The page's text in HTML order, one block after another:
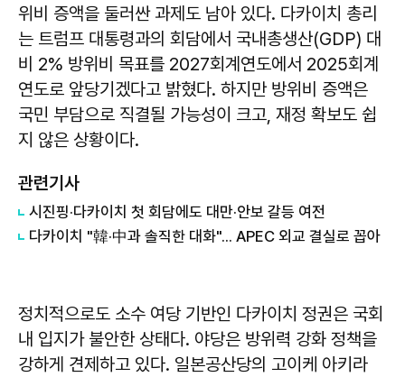
위비 증액을 둘러싼 과제도 남아 있다. 다카이치 총리
는 트럼프 대통령과의 회담에서 국내총생산(GDP) 대
비 2% 방위비 목표를 2027회계연도에서 2025회계
연도로 앞당기겠다고 밝혔다. 하지만 방위비 증액은
국민 부담으로 직결될 가능성이 크고, 재정 확보도 쉽
지 않은 상황이다.
관련기사
시진핑·다카이치 첫 회담에도 대만·안보 갈등 여전
다카이치 "韓·中과 솔직한 대화"... APEC 외교 결실로 꼽아
정치적으로도 소수 여당 기반인 다카이치 정권은 국회
내 입지가 불안한 상태다. 야당은 방위력 강화 정책을
강하게 견제하고 있다. 일본공산당의 고이케 아키라